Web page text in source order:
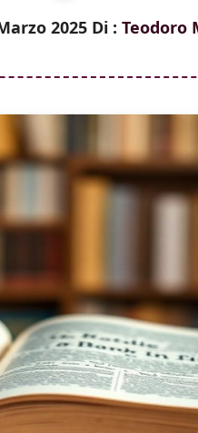
2025 Di : Teodoro